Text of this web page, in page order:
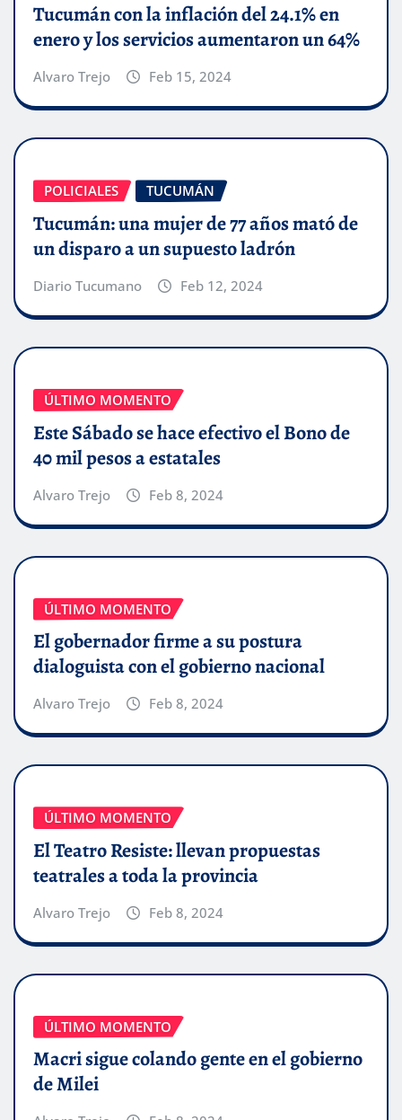
Tucumán con la inflación del 24.1% en
enero y los servicios aumentaron un 64%
Alvaro Trejo Feb 15, 2024
POLICIALES TUCUMÁN
Tucumán: una mujer de 77 años mató de
un disparo a un supuesto ladrón
Diario Tucumano Feb 12, 2024
ÚLTIMO MOMENTO
Este Sábado se hace efectivo el Bono de
40 mil pesos a estatales
Alvaro Trejo Feb 8, 2024
ÚLTIMO MOMENTO
El gobernador firme a su postura
dialoguista con el gobierno nacional
Alvaro Trejo Feb 8, 2024
ÚLTIMO MOMENTO
El Teatro Resiste: llevan propuestas
teatrales a toda la provincia
Alvaro Trejo Feb 8, 2024
ÚLTIMO MOMENTO
Macri sigue colando gente en el gobierno
de Milei